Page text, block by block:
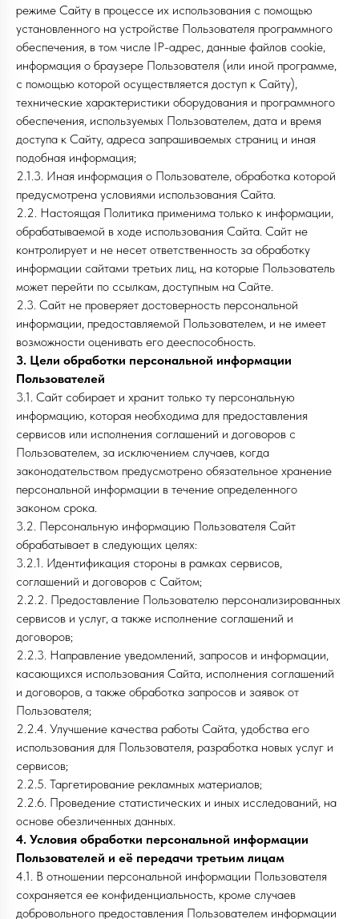
режиме Сайту в процессе их использования с помощью
установленного на устройстве Пользователя программного
обеспечения, в том числе IP-адрес, данные файлов cookie,
информация о браузере Пользователя (или иной программе,
с помощью которой осуществляется доступ к Сайту),
технические характеристики оборудования и программного
обеспечения, используемых Пользователем, дата и время
доступа к Сайту, адреса запрашиваемых страниц и иная
подобная информация;
2.1.3. Иная информация о Пользователе, обработка которой
предусмотрена условиями использования Сайта.
2.2. Настоящая Политика применима только к информации,
обрабатываемой в ходе использования Сайта. Сайт не
контролирует и не несет ответственность за обработку
информации сайтами третьих лиц, на которые Пользователь
может перейти по ссылкам, доступным на Сайте.
2.3. Сайт не проверяет достоверность персональной
информации, предоставляемой Пользователем, и не имеет
возможности оценивать его дееспособность.
3. Цели обработки персональной информации
Пользователей
3.1. Сайт собирает и хранит только ту персональную
информацию, которая необходима для предоставления
сервисов или исполнения соглашений и договоров с
Пользователем, за исключением случаев, когда
законодательством предусмотрено обязательное хранение
персональной информации в течение определенного
законом срока.
3.2. Персональную информацию Пользователя Сайт
обрабатывает в следующих целях:
3.2.1. Идентификация стороны в рамках сервисов,
соглашений и договоров с Сайтом;
2.2.2. Предоставление Пользователю персонализированных
сервисов и услуг, а также исполнение соглашений и
договоров;
2.2.3. Направление уведомлений, запросов и информации,
касающихся использования Сайта, исполнения соглашений
и договоров, а также обработка запросов и заявок от
Пользователя;
2.2.4. Улучшение качества работы Сайта, удобства его
использования для Пользователя, разработка новых услуг и
сервисов;
2.2.5. Таргетирование рекламных материалов;
2.2.6. Проведение статистических и иных исследований, на
основе обезличенных данных.
4. Условия обработки персональной информации
Пользователей и её передачи третьим лицам
4.1. В отношении персональной информации Пользователя
сохраняется ее конфиденциальность, кроме случаев
добровольного предоставления Пользователем информации